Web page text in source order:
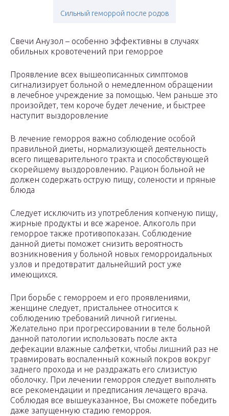
Сильный геморрой после родов
Свечи Анузол – особенно эффективны в случаях
обильных кровотечений при геморрое
Проявление всех вышеописанных симптомов
сигнализирует больной о немедленном обращении
в лечебное учреждение за помощью. Чем раньше это
произойдет, тем короче будет лечение, и быстрее
наступит выздоровление
В лечение геморроя важно соблюдение особой
правильной диеты, нормализующей деятельность
всего пищеварительного тракта и способствующей
скорейшему выздоровлению. Рацион больной не
должен содержать острую пищу, солености и пряные
блюда
Следует исключить из употребления копченую пищу,
жирные продукты и все жареное. Алкоголь при
геморрое также противопоказан. Соблюдение
данной диеты поможет снизить вероятность
возникновения у больной новых геморроидальных
узлов и предотвратит дальнейший рост уже
имеющихся.
При борьбе с геморроем и его проявлениями,
женщине следует, пристальнее относится к
соблюдению требований личной гигиены.
Желательно при прогрессировании в теле больной
данной патологии использовать после акта
дефекации влажные салфетки, чтобы лишний раз не
травмировать воспаленный кожный покров вокруг
заднего прохода и не раздражать его слизистую
оболочку. При лечении геморроя следует выполнять
все рекомендации и предписания лечащего врача.
Соблюдая все вышеуказанное, Вы сможете победить
даже запущенную стадию геморроя.